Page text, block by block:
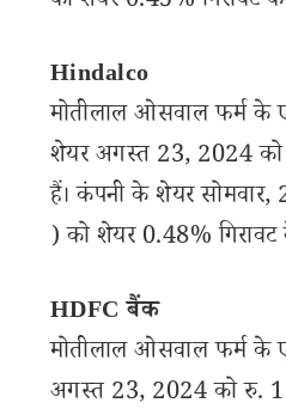
Hindalco
मोतीलाल ओसवाल फर्म के
शेयर अगस्त 23, 2024
हैं। कंपनी के शेयर
) को शेयर 0.48% गिरावट
HDFC बैंक
मोतीलाल ओसवाल फर्म के
अगस्त 23, 2024 को रु.